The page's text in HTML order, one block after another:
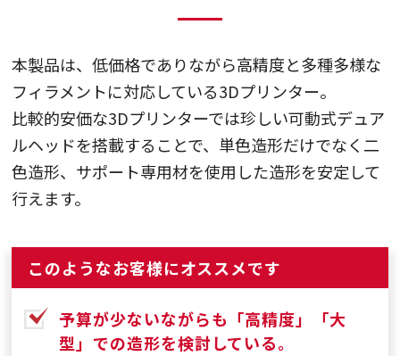
本製品は、低価格でありながら高精度と多種多様な
フィラメントに対応している3Dプリンター。
比較的安価な3Dプリンターでは珍しい可動式デュア
ルヘッドを搭載することで、単色造形だけでなく二
色造形、サポート専用材を使用した造形を安定して
行えます。
このようなお客様にオススメです
予算が少ないながらも「高精度」「大
型」での造形を検討している。